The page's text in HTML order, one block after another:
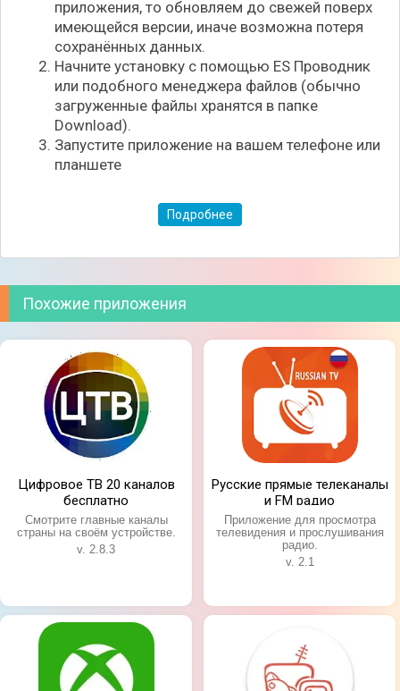
присутствуют четыре плеера, благодаря чему
каждый может подобрать наиболее удобный
вариант.
Ещё одним плюсом этого приложения является то,
что здесь отсутствует назойливая реклама, за что
можно отблагодарить разработчиков. Интерфейс
минималистичность и эргономичность
функционала. Также, есть возможность
обратиться к разработчикам, чтобы они добавили
отсутствующий на данный момент канал, они
обязательно вам ответят!
приложения, то обновляем до свежей поверх
имеющейся версии, иначе возможна потеря
сохранённых данных.
Начните установку с помощью ES Проводник
или подобного менеджера файлов (обычно
загруженные файлы хранятся в папке
Download).
Запустите приложение на вашем телефоне или
планшете
Подробнее
Похожие приложения
Цифровое ТВ 20 каналов
бесплатно
Смотрите главные каналы
страны на своём устройстве.
v. 2.8.3
Русские прямые телеканалы
и FM радио
Приложение для просмотра
телевидения и прослушивания
радио.
v. 2.1